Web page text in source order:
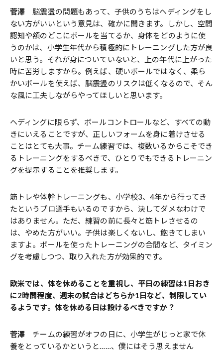
菅澤 脳震盪の問題もあって、子供のうちはヘディングをし
ない方がいいという意見は、確かに聞きます。しかし、空間
認知や額のどこにボールを当てるか、身体をどのように使
うのかは、小学生年代から積極的にトレーニングした方が良
いと思う。それが身についていないと、上の年代に上がった
時に苦労しますから。例えば、硬いボールではなく、柔ら
かいボールを使えば、脳震盪のリスクは低くなるので、そん
な風に工夫しながらやってほしいと思います。
ヘディングに限らず、ボールコントロールなど、すべての動
きにいえることですが、正しいフォームを身に着けさせる
ことはとても大事。チーム練習では、複数いるからこそでき
るトレーニングをするべきで、ひとりでもできるトレーニン
グを提示することを推奨します。
筋トレや体幹トレーニングも、小学校3、4年から行ってき
たというプロ選手もいるのですから、決してダメなわけで
はありません。ただ、練習の前に長々と筋トレさせるの
は、やめた方がいい。子供は楽しくないし、飽きてしまい
ますよ。ボールを使ったトレーニングの合間など、タイミン
グを考慮しつつ、取り入れた方が効果的です。
――欧米では、体を休めることを重視し、平日の練習は1日おき
に2時間程度、週末の試合はどちらか1日など、制限してい
るようです。体を休める日は設けるべきですか？
菅澤 チームの練習がオフの日に、小学生がじっと家で休
養をとっているかというと……、僕にはそう思えません